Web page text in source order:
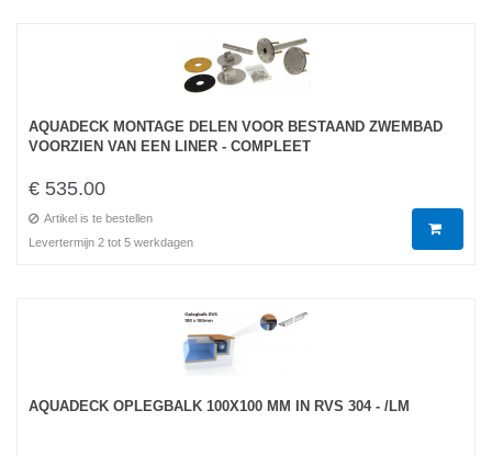
AQUADECK MONTAGE DELEN VOOR BESTAAND ZWEMBAD
VOORZIEN VAN EEN LINER - COMPLEET
€ 535.00
Artikel is te bestellen
Levertermijn 2 tot 5 werkdagen
AQUADECK OPLEGBALK 100X100 MM IN RVS 304 - /LM